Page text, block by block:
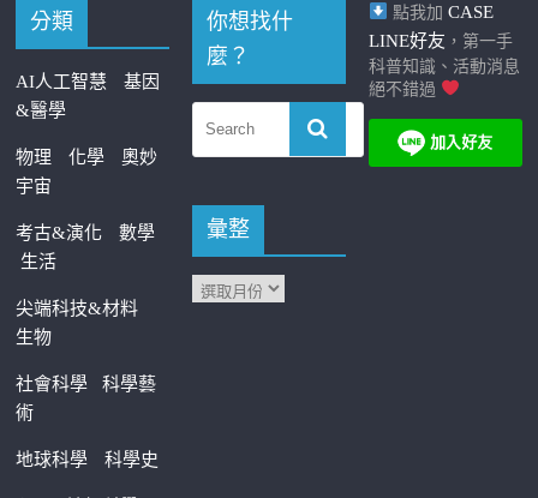
分類
AI人工智慧
基因
&醫學
物理 化學
奧妙
宇宙
考古&演化
數學
生活
尖端科技&材料
生物
社會科學科學藝
術
地球科學 科學史
你想找什
麼？
彙整
點我加 CASE
LINE好友 ，第一手
科普知識、活動消息
絕不錯過